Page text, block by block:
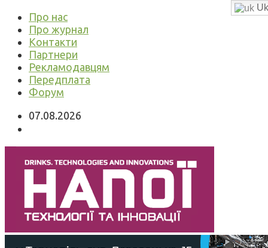
Про нас
Про журнал
Контакти
Партнери
Рекламодавцям
Передплата
Форум
07.08.2026